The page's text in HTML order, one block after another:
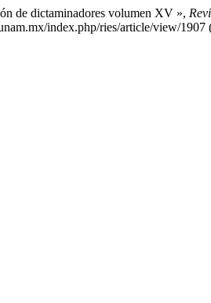
de dictaminadores volumen XV »,
index.php/ries/article/view/1907